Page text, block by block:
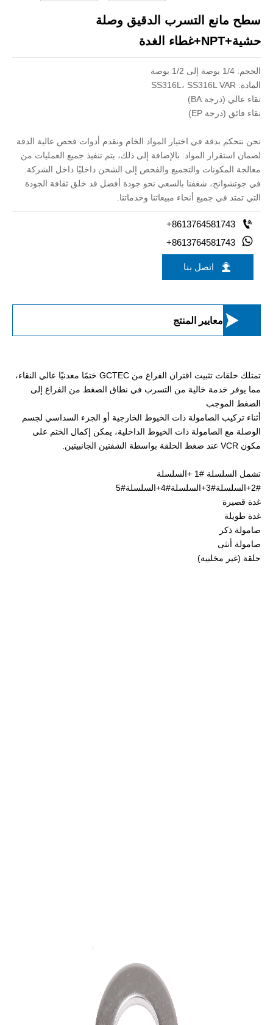
سطح مانع التسرب الدقيق وصلة
حشية+NPT+غطاء الغدة
الحجم: 1/4 بوصة إلى 1/2 بوصة
المادة: SS316L، SS316L VAR
نقاء عالي (درجة BA)
نقاء فائق (درجة EP)
نحن نتحكم بدقة في اختيار المواد الخام ونقدم أدوات فحص عالية الدقة
لضمان استقرار المواد. بالإضافة إلى ذلك، يتم تنفيذ جميع العمليات من
معالجة المكونات والتجميع والفحص إلى الشحن داخليًا داخل الشركة.
في جوتشوانج، شغفنا بالسعي نحو جودة أفضل قد خلق ثقافة الجودة
التي تمتد في جميع أنحاء مبيعاتنا وخدماتنا.

+8613764581743

+8613764581743
 اتصل بنا
 معايير المنتج
تمتلك حلقات تثبيت اقتران الفراغ من GCTEC ختمًا معدنيًا عالي النقاء،
مما يوفر خدمة خالية من التسرب في نطاق الضغط من الفراغ إلى
الضغط الموجب
أثناء تركيب الصامولة ذات الخيوط الخارجية أو الجزء السداسي لجسم
الوصلة مع الصامولة ذات الخيوط الداخلية، يمكن إكمال الختم على
مكون VCR عند ضغط الحلقة بواسطة الشفتين الجانبيتين.
تشمل السلسلة #1 +
السلسلة
#2+السلسلة#3+السلسلة#4+السلسلة#5
غدة قصيرة
غدة طويلة
صامولة ذكر
صامولة أنثى
حلقة (غير مخلبية)